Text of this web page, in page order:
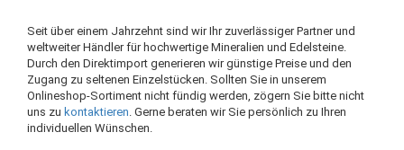
Seit über einem Jahrzehnt sind wir Ihr zuverlässiger Partner und
weltweiter Händler für hochwertige Mineralien und Edelsteine.
Durch den Direktimport generieren wir günstige Preise und den
Zugang zu seltenen Einzelstücken. Sollten Sie in unserem
Onlineshop-Sortiment nicht fündig werden, zögern Sie bitte nicht
uns zu kontaktieren . Gerne beraten wir Sie persönlich zu Ihren
individuellen Wünschen.